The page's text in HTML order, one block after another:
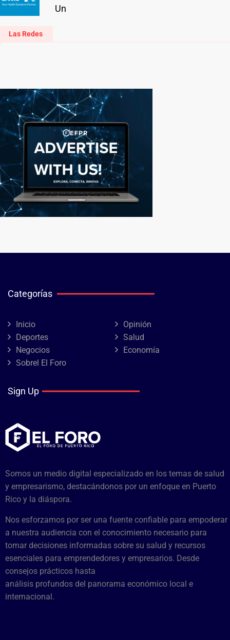
Un
Las Redes
Categorías
Inicio
Opinión
Deportes
Salud
Negocios
Economía
Sobrel El Foro
Sign Up
Somos un medio digital especializado en los temas de salud
y empresarismo, destacándonos por un enfoque en Puerto
Rico y la diáspora.
Nos esforzamos por ser una fuente confiable para empoderar
a nuestra audiencia con el conocimiento necesario para
tomar decisiones informadas sobre su salud y recursos
esenciales para emprendedores y empresarios. Desde
consejos prácticos hasta
análisis profundos del panorama económico local e
internacional.